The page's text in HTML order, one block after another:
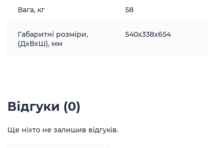
Вага, кг 58
Габаритні розміри,
(ДxВxШ), мм
540x338x654
Відгуки (0)
Ще ніхто не залишив відгуків.